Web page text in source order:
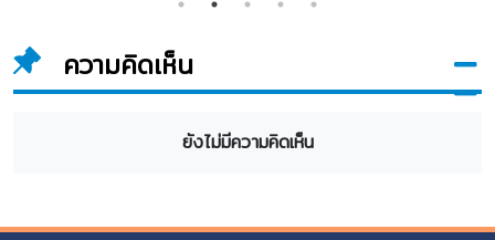
ความคิดเห็น
ยังไม่มีความคิดเห็น